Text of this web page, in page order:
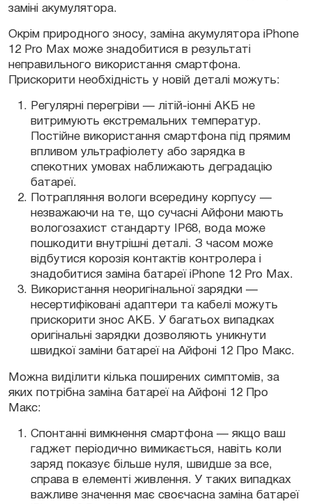
заміні акумулятора.
Окрім природного зносу, заміна акумулятора iPhone
12 Pro Max може знадобитися в результаті
неправильного використання смартфона.
Прискорити необхідність у новій деталі можуть:
Регулярні перегріви — літій-іонні АКБ не
витримують екстремальних температур.
Постійне використання смартфона під прямим
впливом ультрафіолету або зарядка в
спекотних умовах наближають деградацію
батареї.
Потрапляння вологи всередину корпусу —
незважаючи на те, що сучасні Айфони мають
вологозахист стандарту IP68, вода може
пошкодити внутрішні деталі. З часом може
відбутися корозія контактів контролера і
знадобитися заміна батареї iPhone 12 Pro Max.
Використання неоригінальної зарядки —
несертифіковані адаптери та кабелі можуть
прискорити знос АКБ. У багатьох випадках
оригінальні зарядки дозволяють уникнути
швидкої заміни батареї на Айфоні 12 Про Макс.
Можна виділити кілька поширених симптомів, за
яких потрібна заміна батареї на Айфоні 12 Про
Макс:
Спонтанні вимкнення смартфона — якщо ваш
гаджет періодично вимикається, навіть коли
заряд показує більше нуля, швидше за все,
справа в елементі живлення. У таких випадках
важливе значення має своєчасна заміна батареї